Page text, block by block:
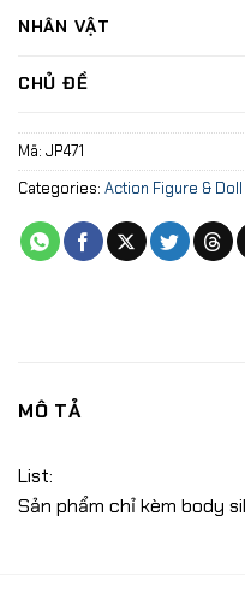
NHÂN VẬT
CHỦ ĐỀ
Mã: JP471
Categories: Action Figure & Doll
MÔ TẢ
List:
Sản phẩm chỉ kèm body